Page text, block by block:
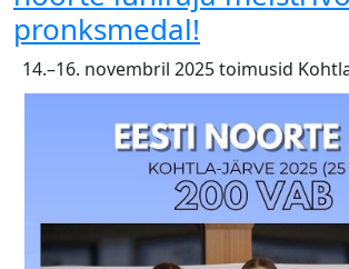
pronksmedal!
14.–16. novembril 2025 toimusid